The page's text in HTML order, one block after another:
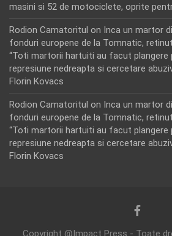
masini si 52 de motociclete, oprite
Rodion Camatoritul on Inca un martor
fonduri europene de la Tomnatic,
“Toti martorii hartuiti au facut plangere
represiune nedreapta si cercetare
Florin Kovacs
Rodion Camatoritul on Inca un martor
fonduri europene de la Tomnatic,
“Toti martorii hartuiti au facut plangere
represiune nedreapta si cercetare
Florin Kovacs
Copyright @Impact Press - Toate